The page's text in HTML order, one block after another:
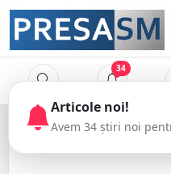
34
Articole noi!
Avem 34 știri noi